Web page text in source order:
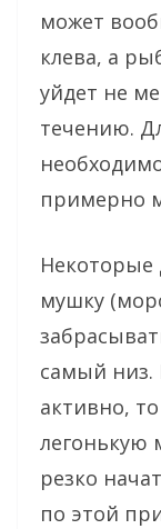
может
клева, а
уйдет не
течению.
примерно
Некоторые
мушку
самый низ.
активно,
легонькую
резко
по этой